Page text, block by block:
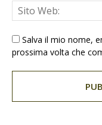
Salva il mio nome,
prossima volta che